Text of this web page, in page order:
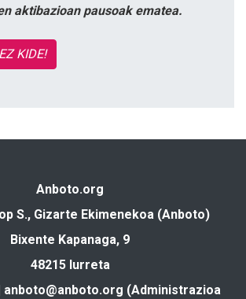
aktibazioan pausoak ematea.
KIDE!
Anboto.org
S., Gizarte Ekimenekoa (Anboto)
Bixente Kapanaga, 9
48215 Iurreta
anboto@anboto.org (Administrazioa